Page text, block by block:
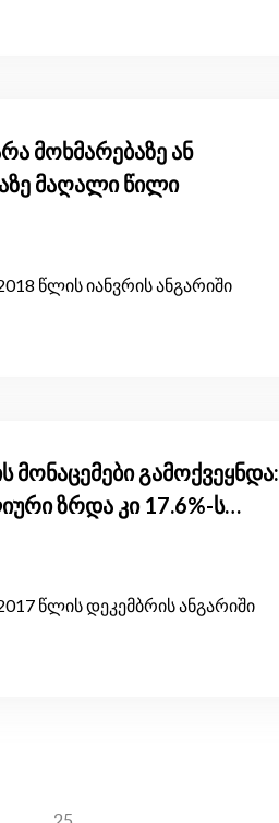
მოხმარებაზე ან
მაღალი წილი
წლის იანვრის ანგარიში
გამოქვეყნდა:
ზრდა კი 17.6%-ს
წლის დეკემბრის ანგარიში